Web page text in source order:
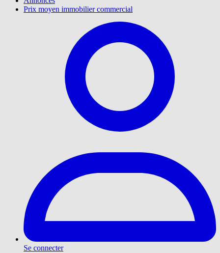
Prix moyen immobilier commercial
Se connecter